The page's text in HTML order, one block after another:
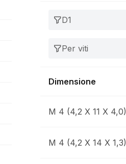
D1
Per viti
Dimensione
M 4 (4,2 X 11 X 4,0)
M 4 (4,2 X 14 X 1,3)